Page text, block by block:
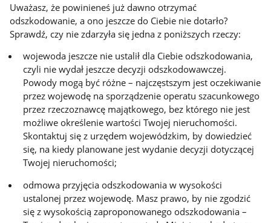
Uważasz, że powinieneś już dawno otrzymać
odszkodowanie, a ono jeszcze do Ciebie nie dotarło?
Sprawdź, czy nie zdarzyła się jedna z poniższych rzeczy:
wojewoda jeszcze nie ustalił dla Ciebie odszkodowania,
czyli nie wydał jeszcze decyzji odszkodowawczej.
Powody mogą być różne – najczęstszym jest oczekiwanie
przez wojewodę na sporządzenie operatu szacunkowego
przez rzeczoznawcę majątkowego, bez którego nie jest
możliwe określenie wartości Twojej nieruchomości.
Skontaktuj się z urzędem wojewódzkim, by dowiedzieć
się, na kiedy planowane jest wydanie decyzji dotyczącej
Twojej nieruchomości;
odmowa przyjęcia odszkodowania w wysokości
ustalonej przez wojewodę. Masz prawo, by nie zgodzić
się z wysokością zaproponowanego odszkodowania –